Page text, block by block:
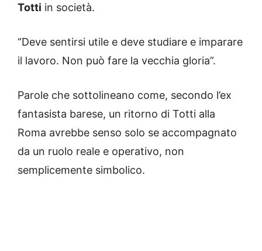
Totti in società.
“Deve sentirsi utile e deve studiare e imparare
il lavoro. Non può fare la vecchia gloria”.
Parole che sottolineano come, secondo l’ex
fantasista barese, un ritorno di Totti alla
Roma avrebbe senso solo se accompagnato
da un ruolo reale e operativo, non
semplicemente simbolico.